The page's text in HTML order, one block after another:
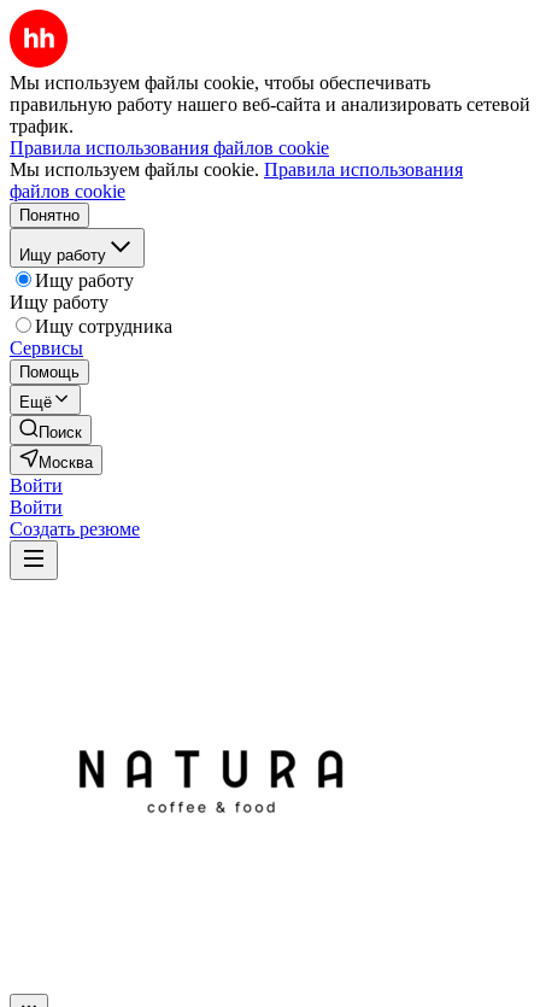
Мы используем файлы cookie, чтобы обеспечивать
правильную работу нашего веб-сайта и анализировать сетевой
трафик.
Правила использования файлов cookie
Мы используем файлы cookie. Правила использования
файлов cookie
Понятно
Ищу работу
Ищу работу
Ищу работу
Ищу сотрудника
Сервисы
Помощь
Ещё
Поиск
Москва
Войти
Войти
Создать резюме